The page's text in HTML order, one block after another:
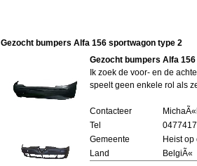
Gezocht bumpers Alfa 156 sportwagon type 2
Gezocht bumpers Alfa
Ik zoek de voor- en de
speelt geen enkele rol als
Contacteer
Tel
Gemeente
Heist op
Land
BelgiÃ«